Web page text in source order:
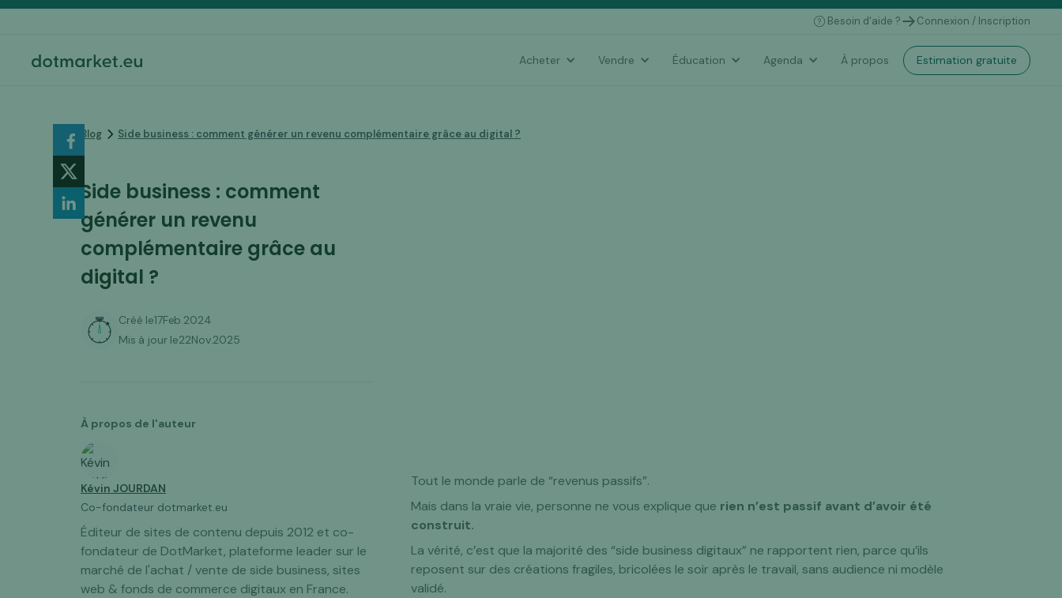
Besoin d'aide ? Connexion / Inscription
Acheter Vendre Éducation Agenda À propos Estimation gratuite
Blog Side business : comment générer un revenu complémentaire grâce au digital ?
Side business : comment
générer un revenu
complémentaire grâce au
digital ?
Créé le17Feb.2024
Mis à jour le22Nov.2025
À propos de l'auteur
Kévin JOURDAN
Co-fondateur dotmarket.eu
Éditeur de sites de contenu depuis 2012 et co-
fondateur de DotMarket, plateforme leader sur le
marché de l'achat / vente de side business, sites
web & fonds de commerce digitaux en France.
Tout le monde parle de “revenus passifs”.
Mais dans la vraie vie, personne ne vous explique que rien n’est passif avant d’avoir été
construit.
La vérité, c’est que la majorité des “side business digitaux” ne rapportent rien, parce qu’ils
reposent sur des créations fragiles, bricolées le soir après le travail, sans audience ni modèle
validé.